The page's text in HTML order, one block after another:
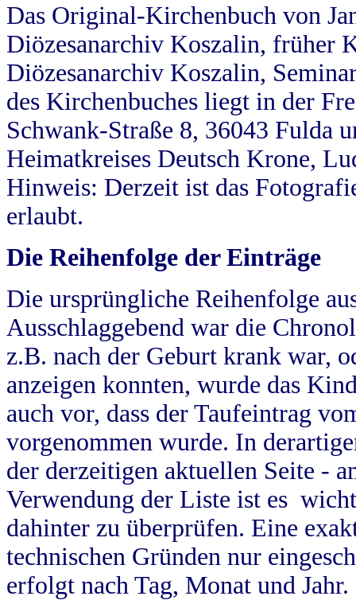
Das Original-Kirchenbuch von
Diözesanarchiv Koszalin, früher
Diözesanarchiv Koszalin,
des Kirchenbuches liegt in der
Schwank-Straße 8, 36043 Fulda
Heimatkreises Deutsch Krone,
Hinweis: Derzeit ist das
erlaubt.
Die Reihenfolge der Einträge
Die ursprüngliche Reihenfolge
Ausschlaggebend war die
z.B. nach der Geburt krank war,
anzeigen konnten, wurde das
auch vor, dass der Taufeintrag
vorgenommen wurde. In
der derzeitigen aktuellen Seite -
Verwendung der Liste ist es
dahinter zu überprüfen. Eine
technischen Gründen nur
erfolgt nach Tag, Monat und Jahr.